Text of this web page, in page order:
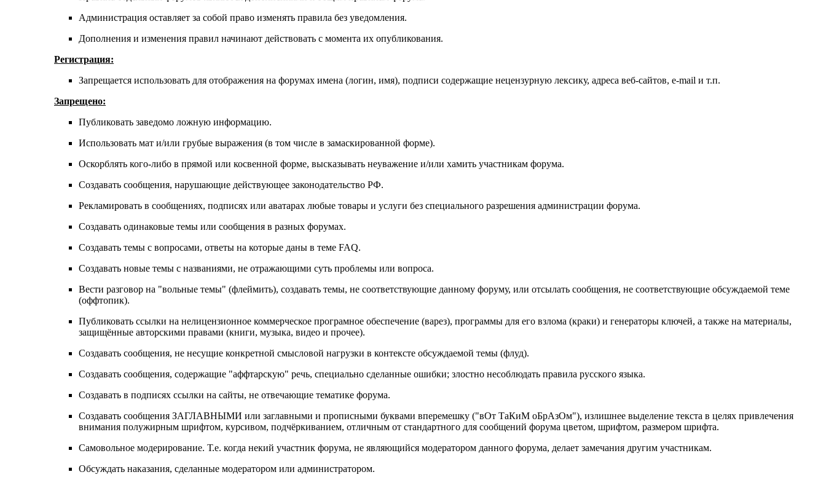
Администрация оставляет за собой право изменять правила без уведомления.
Дополнения и изменения правил начинают действовать с момента их опубликования.
Регистрация:
Запрещается использовать для отображения на форумах имена (логин, имя), подписи содержащие нецензурную лексику, адреса веб-сайтов, e-mail и т.п.
Запрещено:
Публиковать заведомо ложнyю инфоpмацию.
Использовать мат и/или грубые выражения (в том числе в замаскированной форме).
Оскорблять кого-либо в прямой или косвенной форме, высказывать неуважение и/или хамить участникам форума.
Создавать сообщения, наpyшающие действyющее законодательство РФ.
Рекламировать в сообщениях, подписях или аватарах любые товары и услуги без специального разрешения администрации форума.
Создавать одинаковые темы или сообщения в разных форумах.
Создавать темы с вопросами, ответы на которые даны в теме FAQ.
Создавать новые темы с названиями, не отражающими суть проблемы или вопроса.
Вести разговор на "вольные темы" (флеймить), создавать темы, не соответствующие данному форуму, или отсылать сообщения, не соответствующие обсуждаемой теме
(оффтопик).
Публиковать ссылки на нелицензионное коммерческое програмное обеспечение (варез), программы для его взлома (краки) и генераторы ключей, а также на материалы,
защищённые авторскими правами (книги, музыка, видео и прочее).
Создавать сообщения, не несущие конкретной смысловой нагрузки в контексте обсуждаемой темы (флуд).
Создавать сообщения, содержащие "аффтарскую" речь, специально сделанные ошибки; злостно несоблюдать правила русского языка.
Создавать в подписях ссылки на сайты, не отвечающие тематике форума.
Cоздавать сообщения ЗАГЛАВНЫМИ или заглавными и прописными буквами вперемешку ("вОт ТаКиМ оБрАзОм"), излишнее выделение текста в целях привлечения
внимания полужирным шрифтом, курсивом, подчёркиванием, отличным от стандартного для сообщений форума цветом, шрифтом, размером шрифта.
Самовольное модерирование. Т.е. когда некий участник форума, не являющийся модератором данного форума, делает замечания другим участникам.
Обсуждать наказания, сделанные модератором или администратором.